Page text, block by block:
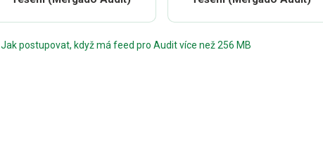
Jak postupovat, když má feed pro Audit více než 256 MB